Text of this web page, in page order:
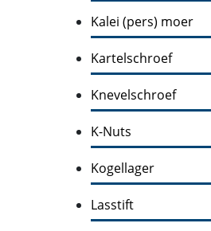
Kalei (pers) moer
Kartelschroef
Knevelschroef
K-Nuts
Kogellager
Lasstift